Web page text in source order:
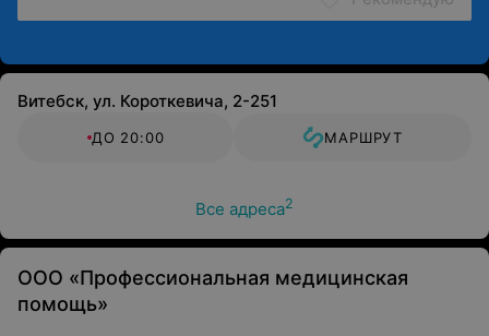
консультация специалиста: рекламируемые
противопоказания и побочные реакции.
Витебск, ул. Короткевича, 2-251
ДО 20:00 МАРШРУТ
Все адреса2
ООО «Профессиональная медицинская
помощь»